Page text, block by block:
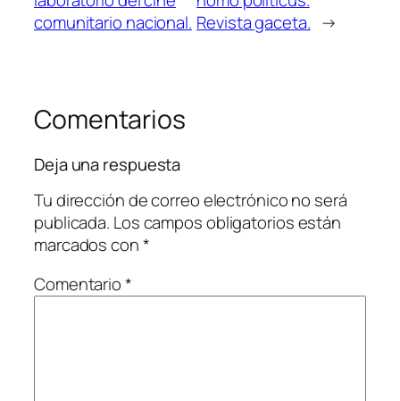
comunitario nacional. Revista gaceta. →
Comentarios
Deja una respuesta
Tu dirección de correo electrónico no será
publicada. Los campos obligatorios están
marcados con*
Comentario*